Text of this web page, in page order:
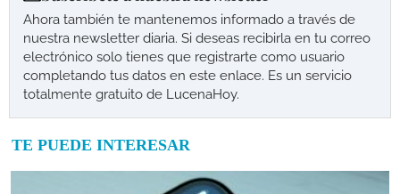
Ahora también te mantenemos informado a través de
nuestra newsletter diaria. Si deseas recibirla en tu correo
electrónico solo tienes que registrarte como usuario
completando tus datos en este enlace. Es un servicio
totalmente gratuito de LucenaHoy.
TE PUEDE INTERESAR